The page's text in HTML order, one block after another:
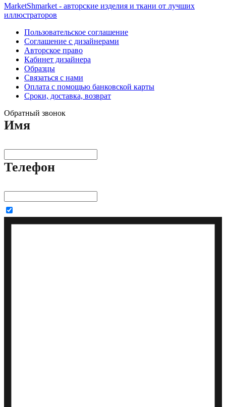
MarketShmarket - авторские изделия и ткани от лучших
иллюстраторов
Пользовательское соглашение
Соглашение с дизайнерами
Авторское право
Кабинет дизайнера
Образцы
Связаться с нами
Оплата с помощью банковской карты
Сроки, доставка, возврат
Обратный звонок
Имя
Телефон